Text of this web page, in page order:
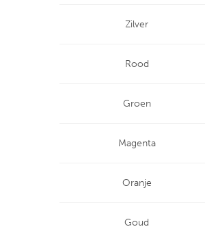
Zilver
Rood
Groen
Magenta
Oranje
Goud